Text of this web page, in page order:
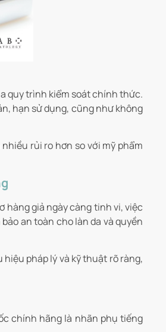
quy trình kiểm soát chính thức.
hạn sử dụng, cũng như không
rủi ro hơn so với mỹ phẩm
hàng giả ngày càng tinh vi, việc
an toàn cho làn da và quyền
pháp lý và kỹ thuật rõ ràng,
chính hãng là nhãn phụ tiếng